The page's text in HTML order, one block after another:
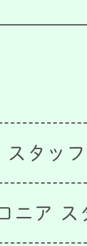
タッ
ニア ス